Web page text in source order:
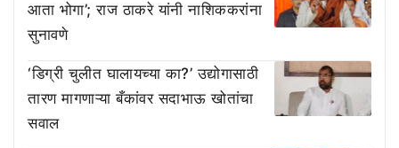
आता भोगा’; राज ठाकरे यांनी नाशिककरांना
सुनावणे
‘डिग्री चुलीत घालायच्या का?’ उद्योगासाठी
तारण मागणाऱ्या बँकांवर सदाभाऊ खोतांचा
सवाल